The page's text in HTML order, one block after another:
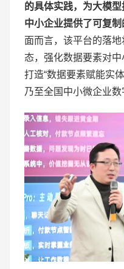
的具体实践，为大模
中小企业提供了可复制
面而言，该平台的落
态，强化数据要素对
打造“数据要素赋能实
乃至全国中小微企业数